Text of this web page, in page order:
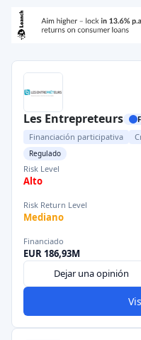
Les Entrepreteurs
Financiación participativa
Regulado
Risk Level
Alto
Risk Return Level
Mediano
Financiado
EUR 186,93M
Dejar una opinión